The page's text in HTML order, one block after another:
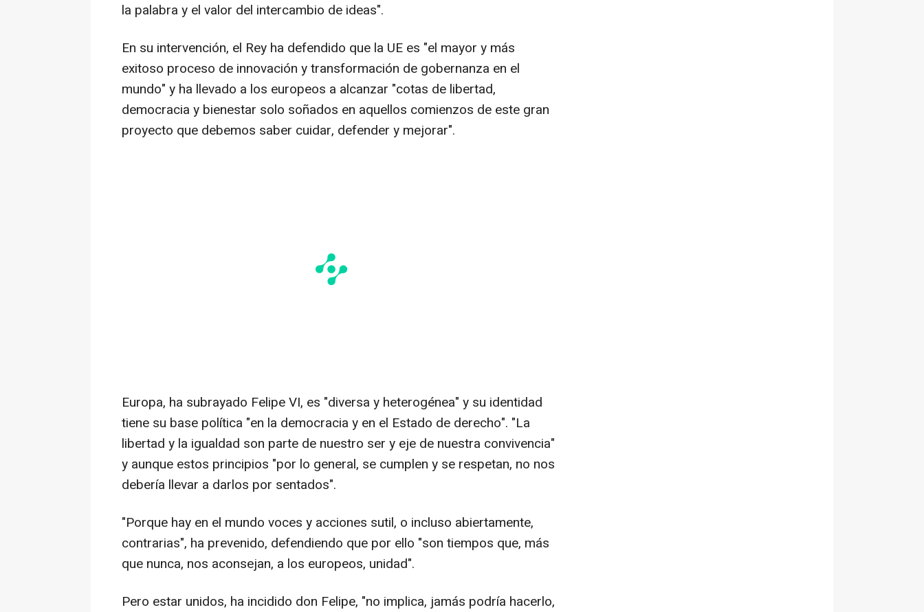
la palabra y el valor del intercambio de ideas".
En su intervención, el Rey ha defendido que la UE es "el mayor y más
exitoso proceso de innovación y transformación de gobernanza en el
mundo" y ha llevado a los europeos a alcanzar "cotas de libertad,
democracia y bienestar solo soñados en aquellos comienzos de este gran
proyecto que debemos saber cuidar, defender y mejorar".
Europa, ha subrayado Felipe VI, es "diversa y heterogénea" y su identidad
tiene su base política "en la democracia y en el Estado de derecho". "La
libertad y la igualdad son parte de nuestro ser y eje de nuestra convivencia"
y aunque estos principios "por lo general, se cumplen y se respetan, no nos
debería llevar a darlos por sentados".
"Porque hay en el mundo voces y acciones sutil, o incluso abiertamente,
contrarias", ha prevenido, defendiendo que por ello "son tiempos que, más
que nunca, nos aconsejan, a los europeos, unidad".
Pero estar unidos, ha incidido don Felipe, "no implica, jamás podría hacerlo,